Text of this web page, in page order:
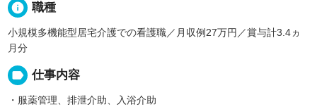
info 職種
小規模多機能型居宅介護での看護職／月収例27万円／賞与計3.4ヵ
月分
label 仕事内容
・服薬管理、排泄介助、入浴介助